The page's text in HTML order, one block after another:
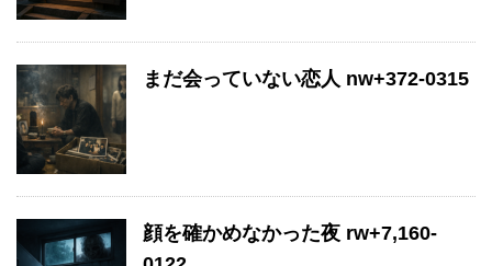
まだ会っていない恋人 nw+372-0315
顔を確かめなかった夜 rw+7,160-